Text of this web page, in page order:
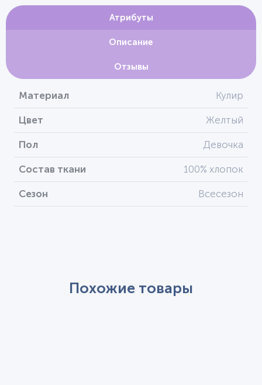
Атрибуты
Описание
Отзывы
Материал Кулир
Цвет Желтый
Пол Девочка
Состав ткани 100% хлопок
Сезон Всесезон
Похожие товары